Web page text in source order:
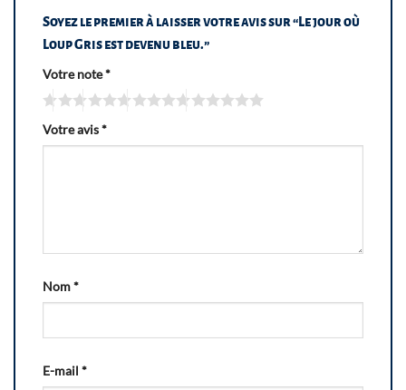
Soyez le premier à laisser votre avis sur “Le jour où
Loup Gris est devenu bleu.”
Votre note*
Votre avis*
Nom*
E-mail *